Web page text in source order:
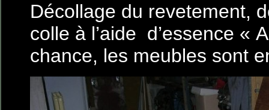
Décollage du revetement,
colle à l’aide d’essence «
chance, les meubles sont